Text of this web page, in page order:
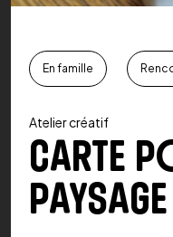
En famille
Atelier créatif
CARTE
PAYSAGE